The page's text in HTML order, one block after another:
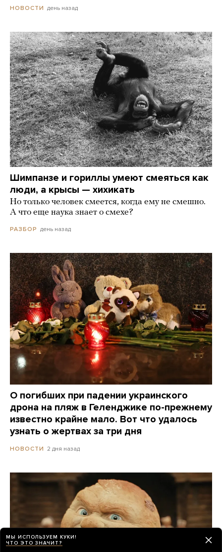
НОВОСТИ день назад
Шимпанзе и гориллы умеют смеяться как
люди, а крысы — хихикать
Но только человек смеется, когда ему не смешно.
А что еще наука знает о смехе?
РАЗБОР день назад
О погибших при падении украинского
дрона на пляж в Геленджике по-прежнему
известно крайне мало. Вот что удалось
узнать о жертвах за три дня
НОВОСТИ 2 дня назад
МЫ ИСПОЛЬЗУЕМ КУКИ!
ЧТО ЭТО ЗНАЧИТ?